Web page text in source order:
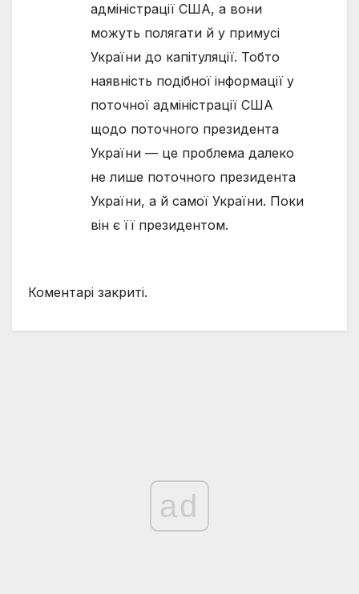
адміністрації США, а вони
можуть полягати й у примусі
України до капітуляції. Тобто
наявність подібної інформації у
поточної адміністрації США
щодо поточного президента
України — це проблема далеко
не лише поточного президента
України, а й самої України. Поки
він є її президентом.
Коментарі закриті.
ad